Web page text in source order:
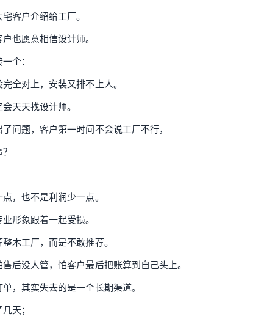
客户介绍给工厂。
也愿意相信设计师。
个：
全对上，安装又排不上人。
天天找设计师。
问题，客户第一时间不会说工厂不行，
，也不是利润少一点。
形象跟着一起受损。
木工厂，而是不敢推荐。
后没人管，怕客户最后把账算到自己头上。
，其实失去的是一个长期渠道。
天；